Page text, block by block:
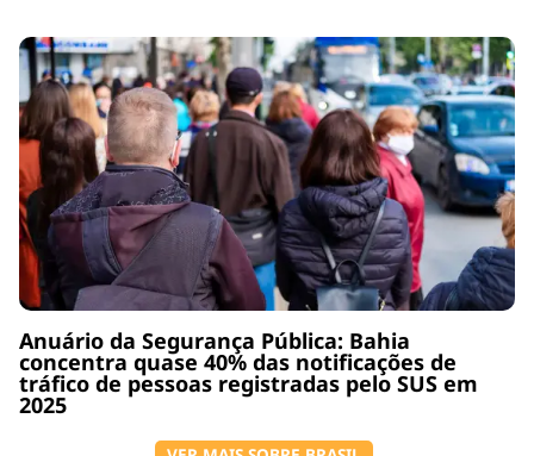
Anuário da Segurança Pública: Bahia
concentra quase 40% das notificações de
tráfico de pessoas registradas pelo SUS em
2025